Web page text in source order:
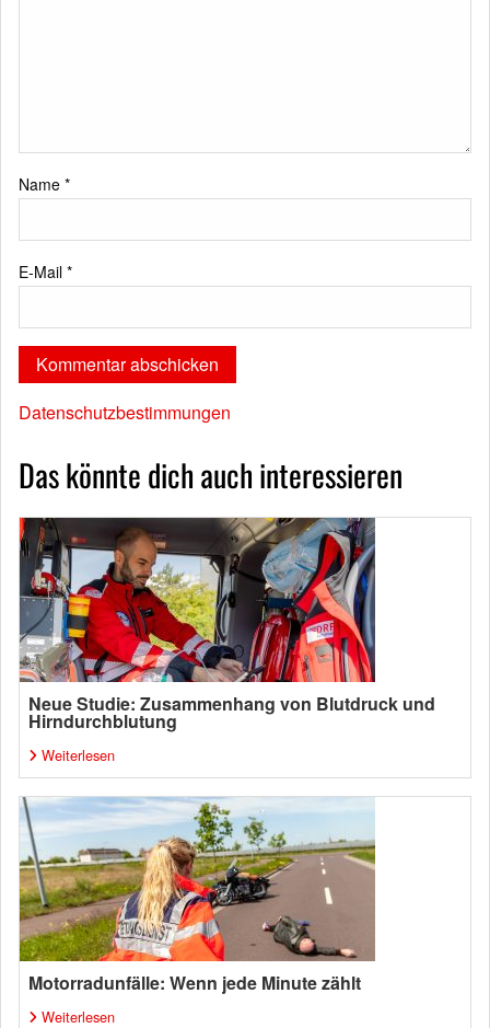
Name *
E-Mail *
Datenschutzbestimmungen
Das könnte dich auch interessieren
Neue Studie: Zusammenhang von Blutdruck und
Hirndurchblutung
Weiterlesen
Motorradunfälle: Wenn jede Minute zählt
Weiterlesen